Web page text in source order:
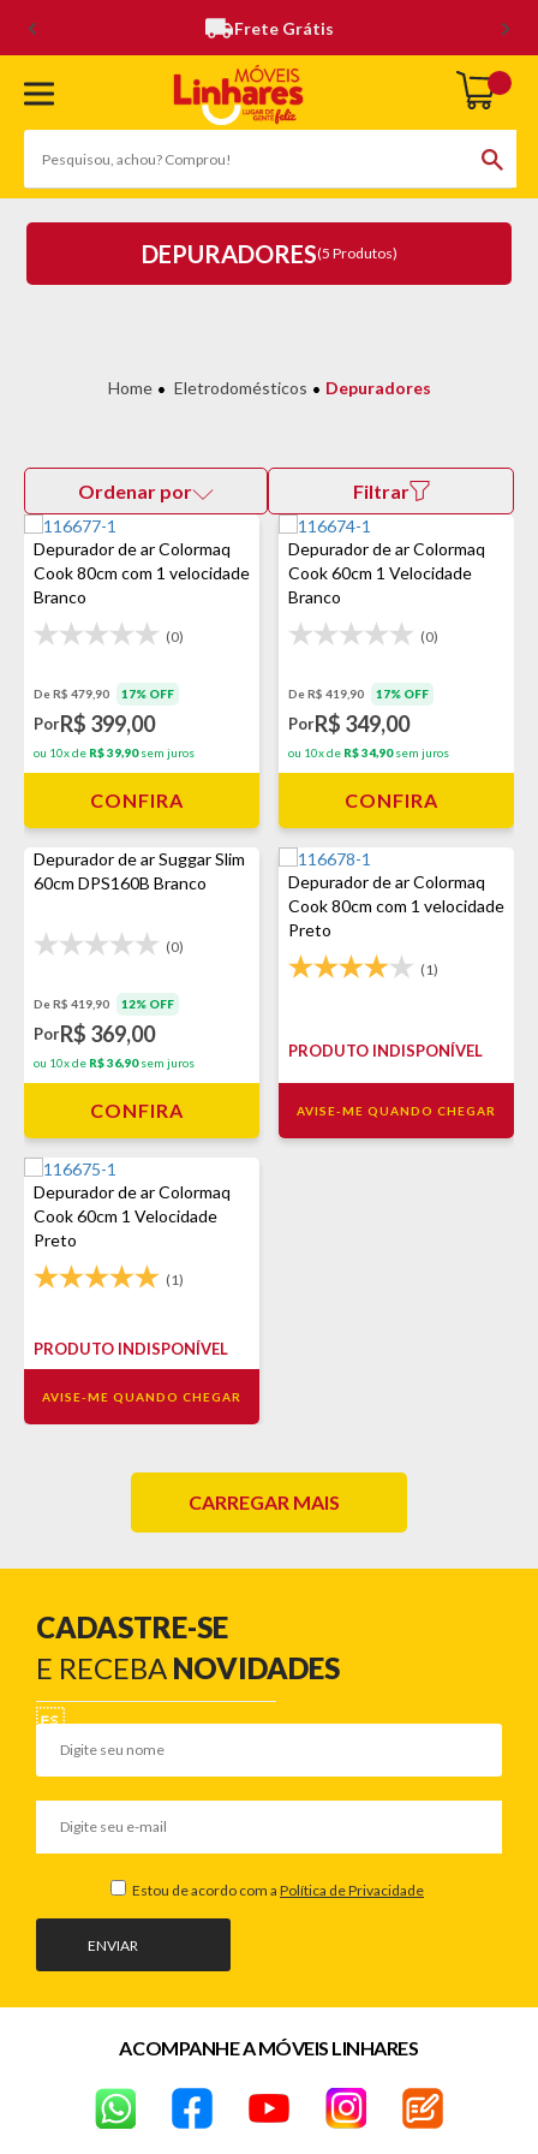
Frete Grátis
DEPURADORES(5 Produtos)
Eletrodomésticos Depuradores
Ordenar por Filtrar
Depurador de ar Colormaq
Cook 80cm com 1 velocidade
Branco
(0)
De R$ 479,90 17% OFF
PorR$ 399,00
ou 10x de R$ 39,90sem juros
CONFIRA
Depurador de ar Colormaq
Cook 60cm 1 Velocidade
Branco
(0)
De R$ 419,90 17% OFF
PorR$ 349,00
ou 10x de R$ 34,90sem juros
CONFIRA
Depurador de ar Suggar Slim
60cm DPS160B Branco
(0)
De R$ 419,90 12% OFF
PorR$ 369,00
ou 10x de R$ 36,90sem juros
CONFIRA
Depurador de ar Colormaq
Cook 80cm com 1 velocidade
Preto
(1)
PRODUTO INDISPONÍVEL
AVISE-ME QUANDO CHEGAR
Depurador de ar Colormaq
Cook 60cm 1 Velocidade
Preto
(1)
PRODUTO INDISPONÍVEL
AVISE-ME QUANDO CHEGAR
CARREGAR MAIS
CADASTRE-SE
E RECEBA NOVIDADES
ENVIAR
Estou de acordo com a Política de Privacidade
ACOMPANHE A MÓVEIS LINHARES